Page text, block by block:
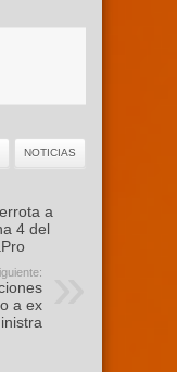
NOTICIAS
a
4 del
a ex